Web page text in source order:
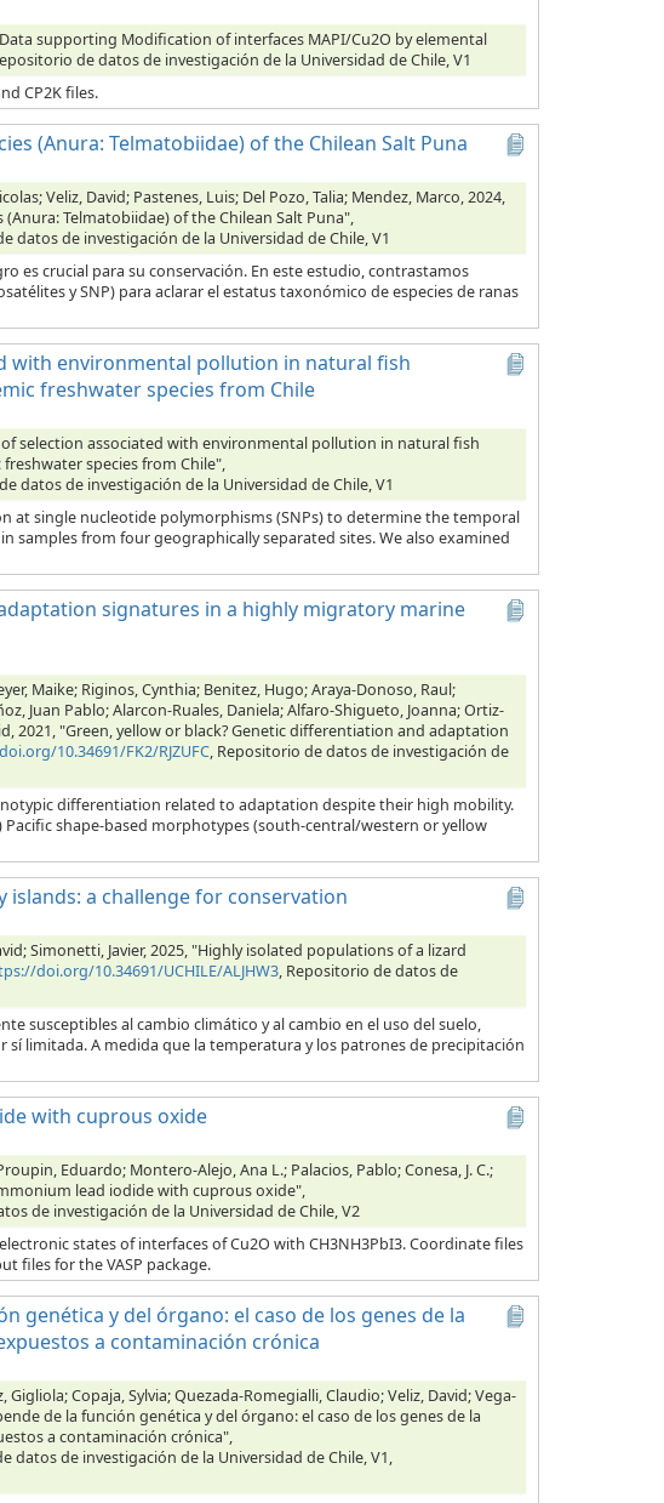
supporting Modification of interfaces MAPI/Cu2O by elemental
de datos de investigación de la Universidad de Chile, V1
CP2K files.
(Anura: Telmatobiidae) of the Chilean Salt Puna
Veliz, David; Pastenes, Luis; Del Pozo, Talia; Mendez, Marco, 2024,
Telmatobiidae) of the Chilean Salt Puna",
datos de investigación de la Universidad de Chile, V1
es crucial para su conservación. En este estudio, contrastamos
y SNP) para aclarar el estatus taxonómico de especies de ranas
with environmental pollution in natural fish
freshwater species from Chile
of selection associated with environmental pollution in natural fish
species from Chile",
datos de investigación de la Universidad de Chile, V1
at single nucleotide polymorphisms (SNPs) to determine the temporal
from four geographically separated sites. We also examined
signatures in a highly migratory marine
Maike; Riginos, Cynthia; Benitez, Hugo; Araya-Donoso, Raul;
Juan Pablo; Alarcon-Ruales, Daniela; Alfaro-Shigueto, Joanna; Ortiz-
2021, "Green, yellow or black? Genetic differentiation and adaptation
10.34691/FK2/RJZUFC, Repositorio de datos de investigación de
differentiation related to adaptation despite their high mobility.
shape-based morphotypes (south-central/western or yellow
a challenge for conservation
Simonetti, Javier, 2025, "Highly isolated populations of a lizard
doi.org/10.34691/UCHILE/ALJHW3, Repositorio de datos de
susceptibles al cambio climático y al cambio en el uso del suelo,
limitada. A medida que la temperatura y los patrones de precipitación
with cuprous oxide
Eduardo; Montero-Alejo, Ana L.; Palacios, Pablo; Conesa, J. C.;
lead iodide with cuprous oxide",
de investigación de la Universidad de Chile, V2
states of interfaces of Cu2O with CH3NH3PbI3. Coordinate files
files for the VASP package.
genética y del órgano: el caso de los genes de la
a contaminación crónica
Copaja, Sylvia; Quezada-Romegialli, Claudio; Veliz, David; Vega-
de la función genética y del órgano: el caso de los genes de la
a contaminación crónica",
datos de investigación de la Universidad de Chile, V1,